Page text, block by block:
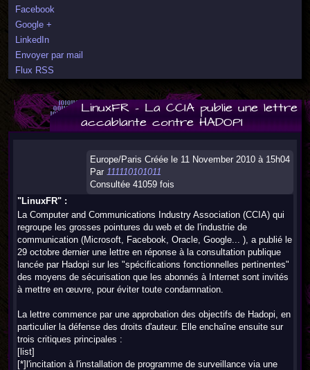
Facebook
Google +
LinkedIn
Envoyer par mail
Flux RSS
LinuxFR - La CCIA publie une lettre
accablante contre HADOPI
Europe/Paris Créée le 11 November 2010 à 15h04
Par 111110101011
Consultée 41059 fois
"LinuxFR" :
La Computer and Communications Industry Association (CCIA) qui
regroupe les grosses pointures du web et de l'industrie de
communication (Microsoft, Facebook, Oracle, Google... ), a publié le
29 octobre dernier une lettre en réponse à la consultation publique
lancée par Hadopi sur les "spécifications fonctionnelles pertinentes"
des moyens de sécurisation que les abonnés à Internet sont invités
à mettre en œuvre, pour éviter toute condamnation.
La lettre commence par une approbation des objectifs de Hadopi, en
particulier la défense des droits d'auteur. Elle enchaîne ensuite sur
trois critiques principales :
[list]
[*]l'incitation à l'installation de programme de surveillance via une